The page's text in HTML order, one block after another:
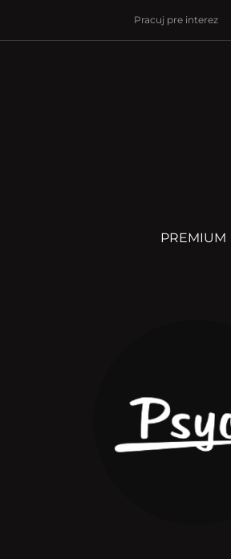
Pracuj pre interez
PREMIUM